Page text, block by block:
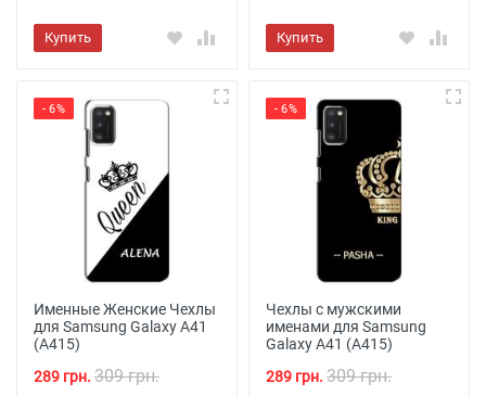
Купить Купить
- 6%
Именные Женские Чехлы
для Samsung Galaxy A41
(A415)
289 грн. 309 грн.
- 6%
Чехлы с мужскими
именами для Samsung
Galaxy A41 (A415)
289 грн. 309 грн.